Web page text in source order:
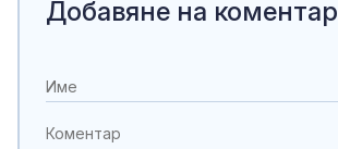
Добавяне на коментар